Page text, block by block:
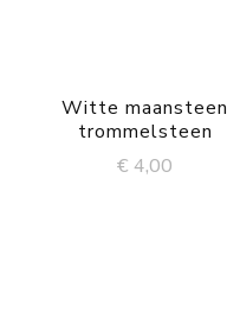
Witte maansteen
trommelsteen
€ 4,00